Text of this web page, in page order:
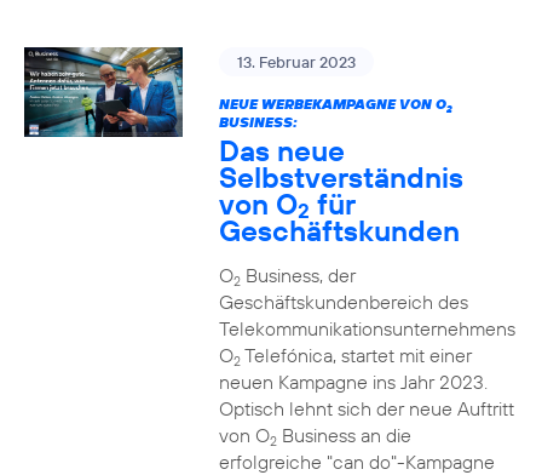
13. Februar 2023
NEUE WERBEKAMPAGNE VON O2
BUSINESS:
Das neue
Selbstverständnis
von O2 für
Geschäftskunden
O2Business, der
Geschäftskundenbereich des
Telekommunikationsunternehmens
O2Telefónica, startet mit einer
neuen Kampagne ins Jahr 2023.
Optisch lehnt sich der neue Auftritt
von O2Business an die
erfolgreiche "can do"-Kampagne